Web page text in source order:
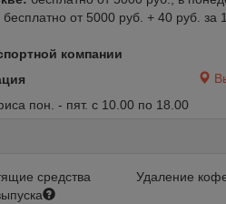
бесплатно от 5000 руб. + 40 руб. за
компании
пон. - пят. с 10.00 по 18.00
средства
Удаление